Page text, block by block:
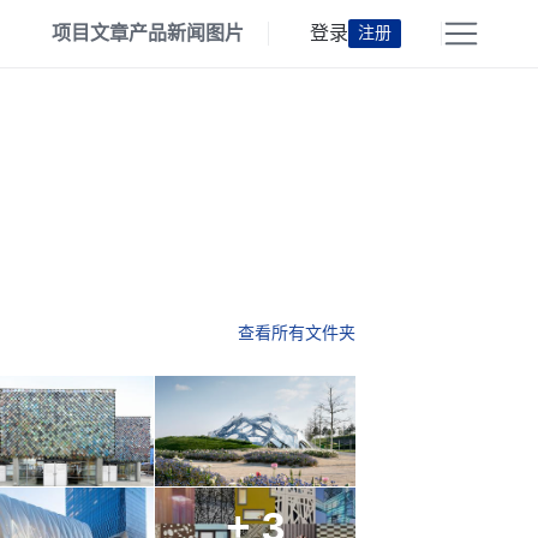
项目文章产品新闻 图片 登录 注册
查看所有文件夹
+ 3